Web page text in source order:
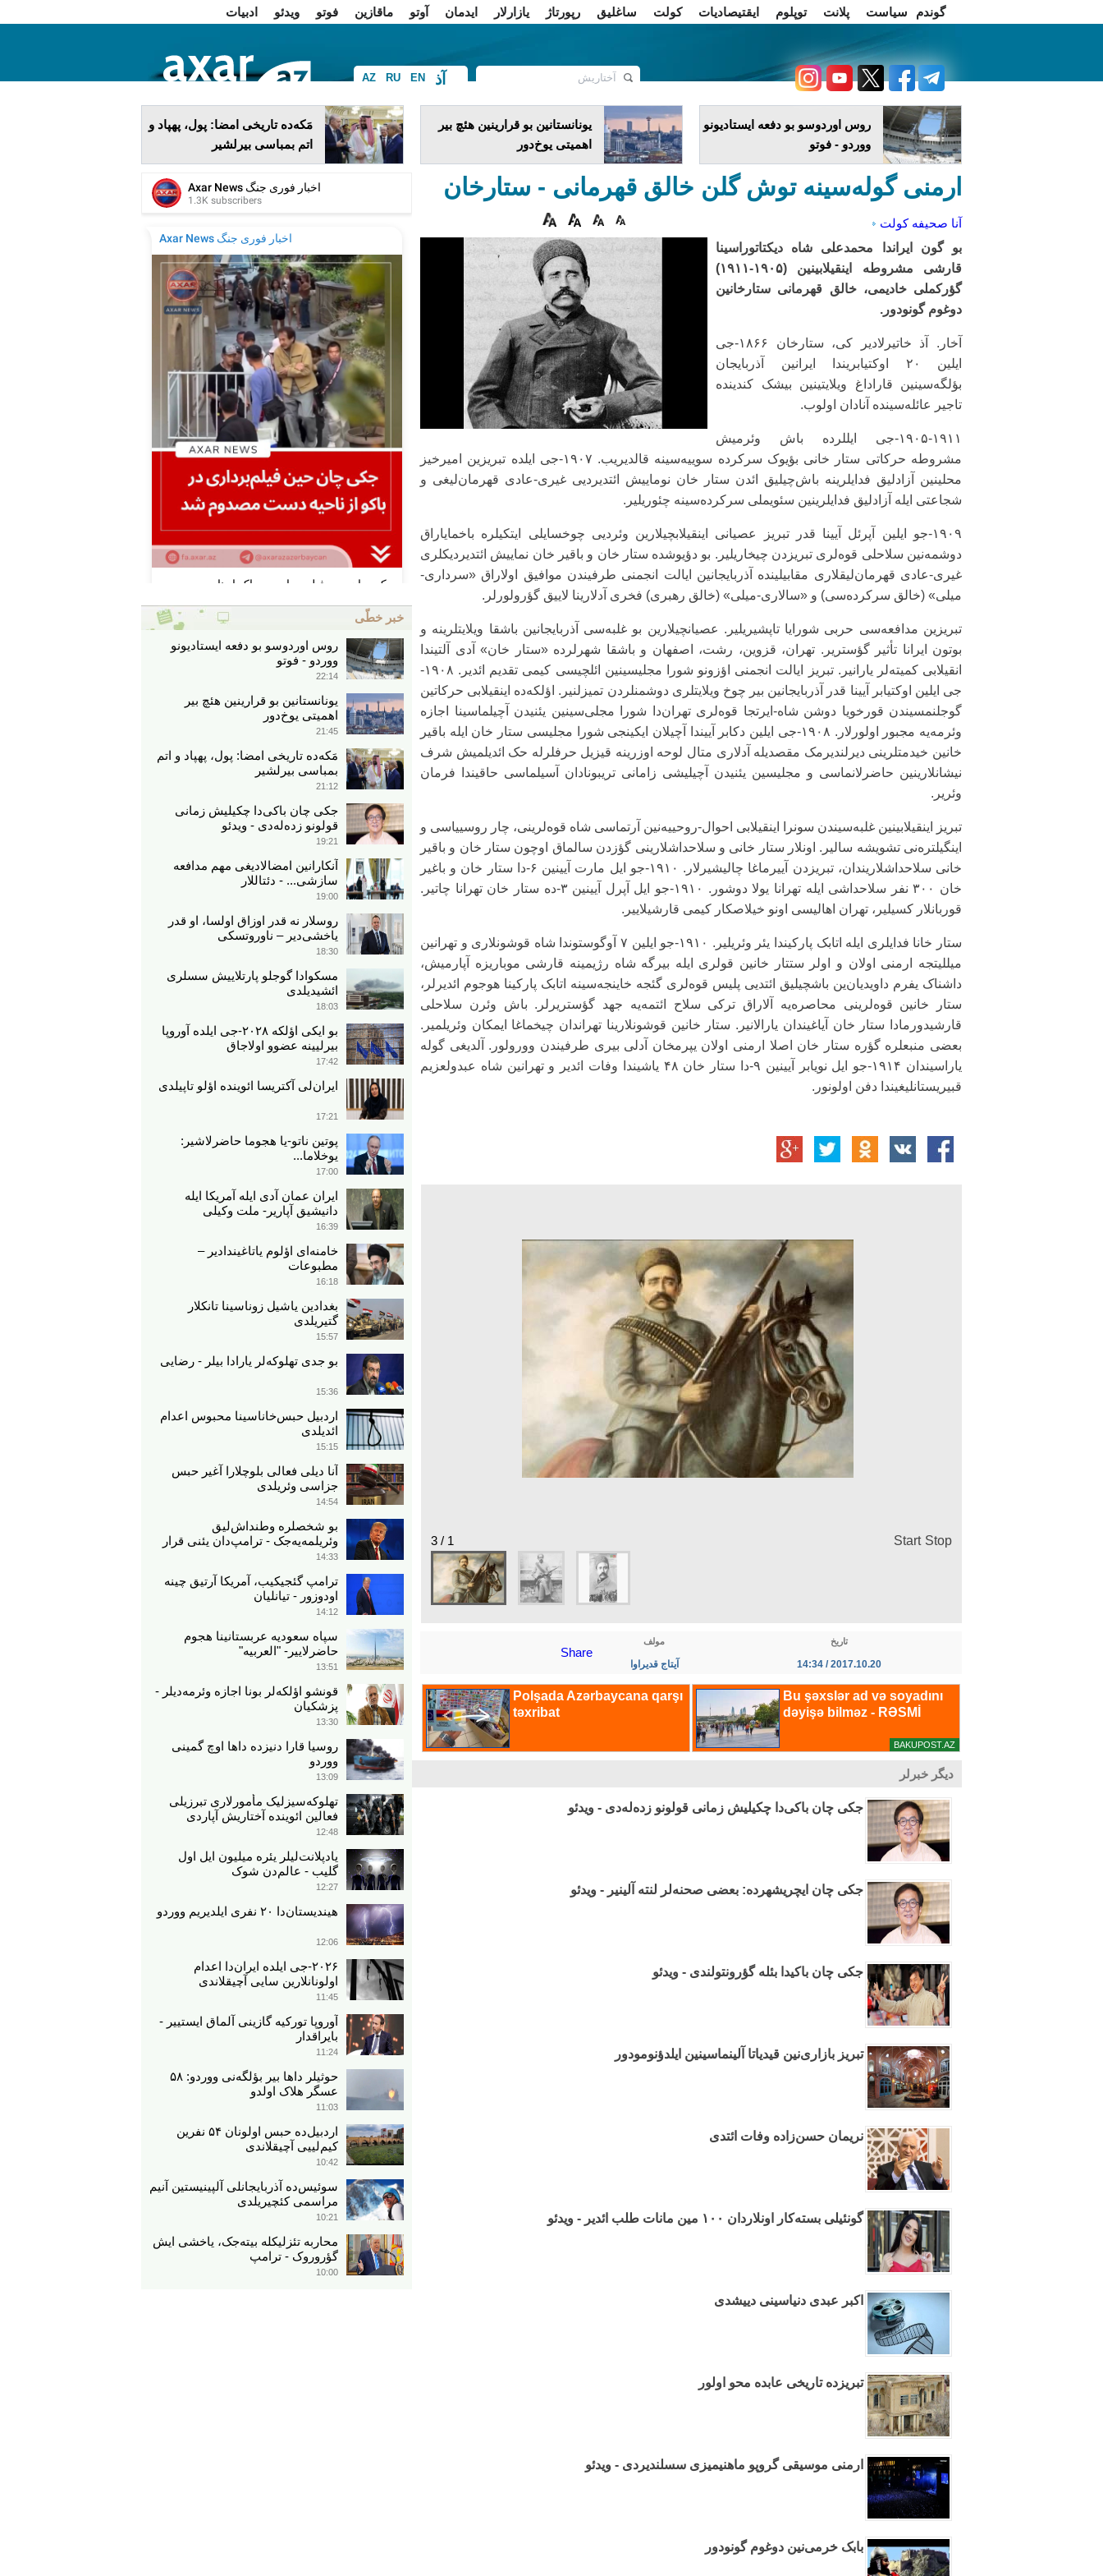
گوندم سیاست پلانت توپلوم ایقتیصادیات کولت ساغلیق رپورتاژ یازارلار ایدمان آوتو ماقازین فوتو ویدئو
ادبیات
AZ RU EN آذ
فا
روس اوردوسو بو دفعه ایستادیونو
ووردو - فوتو
یونانستانین بو قرارینین هئچ بیر
اهمیتی یوخ‌دور
مَکه‌ده تاریخی امضا: پول، پهپاد و
اتم بمباسی بیرلشیر
ارمنی گوله‌سینه توش گلن خالق قهرمانی - ستارخان
آنا صحیفه کولت
بو گون ایراندا محمدعلی شاه دیکتاتوراسینا
قارشی مشروطه اینقیلابینین (۱۹۰۵-۱۹۱۱)
گؤرکملی خادیمی، خالق قهرمانی ستارخانین
دوغوم گونودور.
آخار. آذ خاتیرلادیر کی، ستارخان ۱۸۶۶-جی
ایلین ۲۰ اوکتیابریندا ایرانین آذربایجان
بؤلگه‌سینین قاراداغ ویلایتینین بیشک کندینده
تاجیر عائله‌سینده آنادان اولوب.
۱۹۰۵-۱۹۱۱-جی ایللرده باش وئرمیش
مشروطه حرکاتی ستار خانی بؤیوک سرکرده سوییه‌سینه قالدیریب. ۱۹۰۷-جی ایلده تبریزین امیرخیز
محلینین آزادلیق فدایلرینه باش‌چیلیق ائد‌ن ستار خان نوماییش ائتدیردیی غیری-عادی قهرمان‌لیغی و
شجاعتی ایله آزادلیق فدایلرینین سئویملی سرکرده‌سینه چئوریلیر.
۱۹۰۹-جو ایلین آپرئل آیینا قدر تبریز عصیانی اینقیلابچیلارین وئردیی چوخسایلی ایتکیلره باخمایاراق
دوشمه‌نین سلاحلی قوه‌لری تبریزدن چیخاریلیر. بو دؤیوشده ستار خان و باقیر خان نماییش ائتدیردیکلری
غیری-عادی قهرمان‌لیقلاری مقابیلینده آذربایجانین ایالت انجمنی طرفیندن موافیق اولاراق «سرداری-
میلی» (خالق سرکرده‌سی) و «سالاری-میلی» (خالق رهبری) فخری آدلارینا لاییق گؤرولورلر.
تبریزین مدافعه‌سی حربی شورایا تاپشیریلیر. عصیانچیلارین بو غلبه‌سی آذربایجانین باشقا ویلایتلرینه و
بوتون ایرانا تأثیر گؤستریر. تهران، قزوین، رشت، اصفهان و باشقا شهرلرده «ستار خان» آدی آلتیندا
انقیلابی کمیته‌لر یارانیر. تبریز ایالت انجمنی اؤزونو شورا مجلیسینین ائلچیسی کیمی تقدیم ائدیر. ۱۹۰۸-
جی ایلین اوکتیابر آیینا قدر آذربایجانین بیر چوخ ویلایتلری دوشمنلردن تمیزلنیر. اؤلکه‌ده اینقیلابی حرکاتین
گوجلنمسیندن قورخویا دوشن شاه-ایرتجا قوه‌لری تهران‌دا شورا مجلی‌سینین یئنیدن آچیلماسینا اجازه
وئرمه‌یه مجبور اولورلار. ۱۹۰۸-جی ایلین دکابر آییندا آچیلان ایکینجی شورا مجلیسی ستار خان ایله باقیر
خانین خیدمتلرینی دیرلندیرمک مقصدیله آدلاری متال لوحه اوزرینه قیزیل حرفلرله حک ائدیلمیش شرف
نیشانلارینین حاضرلانماسی و مجلیسین یئنیدن آچیلیشی زامانی تریبونادان آسیلماسی حاقیندا فرمان
وئریر.
تبریز اینقیلابینین غلبه‌سیندن سونرا اینقیلابی احوال-روحییه‌نین آرتماسی شاه قوه‌لرینی، چار روسییاسی و
اینگیلتره‌نی تشویشه سالیر. اونلار ستار خانی و سلاحداشلارینی گؤزدن سالماق اوچون ستار خان و باقیر
خانی سلاحداشلاریندان، تبریزدن آییرماغا چالیشیرلار. ۱۹۱۰-جو ایل مارت آیینین ۶-دا ستار خان و باغیر
خان ۳۰۰ نفر سلاحداشی ایله تهرانا یولا دوشور. ۱۹۱۰-جو ایل آپرل آیینین ۳-ده ستار خان تهرانا چاتیر.
قوربانلار کسیلیر، تهران اهالیسی اونو خیلاصکار کیمی قارشیلاییر.
ستار خانا فدایلری ایله اتابک پارکیندا یئر وئریلیر. ۱۹۱۰-جو ایلین ۷ آوگوستوندا شاه قوشونلاری و تهرانین
میللیتجه ارمنی اولان و اولر ستتار خانین قولری ایله بیرگه شاه رژیمینه قارشی موباریزه آپارمیش،
داشناک یفرم داویدیان‌ین باشچیلیق ائتدیی پلیس قوه‌لری گئجه خاینجه‌سینه اتابک پارکینا هوجوم ائدیرلر،
ستار خانین قوه‌لرینی محاصره‌یه آلاراق ترکی سلاح ائتمه‌یه جهد گؤستریرلر. باش وئرن سلاحلی
قارشیدورمادا ستار خان آیاغیندان یارالانیر. ستار خانین قوشونلارینا تهراندان چیخماغا ایمکان وئریلمیر.
بعضی منبعلره گؤره ستار خان اصلا ارمنی اولان یپرمخان آدلی بیری طرفیندن وورولور. آلدیغی گوله
یاراسیندان ۱۹۱۴-جو ایل نویابر آیینین ۹-دا ستار خان ۴۸ یاشیندا وفات ائدیر و تهرانین شاه عبدولعزیم
قبیریستانلیغیندا دفن اولونور.
1 / 3 Start Stop
تاریخ
2017.10.20 / 14:34
مولف
آیتاج قدیراوا
Share
دیگر خبرلر
جکی چان باکی‌دا چکیلیش زمانی قولونو زده‌له‌دی - ویدئو
جکی چان ایچریشهرده: بعضی صحنه‌لر لنته آلینیر - ویدئو
جکی چان باکیدا بئله گؤرونتولندی - ویدئو
تبریز بازاری‌نین قیدیاتا آلینماسینین ایلدؤنومودور
نریمان حسن‌زاده وفات ائتدی
گونئیلی بسته‌کار اونلاردان ۱۰۰ مین مانات طلب ائدیر - ویدئو
اکبر عبدی دنیاسینی دییشدی
تبریزده تاریخی عابده محو اولور
ارمنی موسیقی گروپو ماهنیمیزی سسلندیردی - ویدئو
بابک خرمی‌نین دوغوم گونودور
خبر خطّی
روس اوردوسو بو دفعه ایستادیونو
ووردو - فوتو
22:14
یونانستانین بو قرارینین هئچ بیر
اهمیتی یوخ‌دور
21:45
مَکه‌ده تاریخی امضا: پول، پهپاد و اتم
بمباسی بیرلشیر
21:12
جکی چان باکی‌دا چکیلیش زمانی
قولونو زده‌له‌دی - ویدئو
19:21
آنکارانین امضالادیغی مهم مدافعه
سازشی... - دئتاللار
19:00
روسلار نه قدر اوزاق اولسا، او قدر
یاخشی‌دیر – ناوروتسکی
18:30
مسکوادا گوجلو پارتلاییش سسلری
ائشیدیلدی
18:03
بو ایکی اؤلکه ۲۰۲۸-جی ایلده آوروپا
بیرلیینه عضوو اولاجاق
17:42
ایران‌لی آکتریسا ائوینده اؤلو تاپیلدی
17:21
پوتین ناتو-یا هجوما حاضرلاشیر:
یوخلاما...
17:00
ایران عمان آدی ایله آمریکا ایله
دانیشیق آپاریر- ملت وکیلی
16:39
خامنه‌ای اؤلوم یاتاغیندادیر –
مطبوعات
16:18
بغدادین یاشیل زوناسینا تانکلار
گتیریلدی
15:57
بو جدی تهلوکه‌لر یارادا بیلر - رضایی
15:36
اردبیل حبس‌خاناسینا محبوس اعدام
ائدیلدی
15:15
آنا دیلی فعالی بلوچلارا آغیر حبس
جزاسی وئریلدی
14:54
بو شخصلره وطنداش‌لیق
وئریلمه‌یه‌جک - ترامپ‌دان یئنی قرار
14:33
ترامپ گئجیکیب، آمریکا آرتیق چینه
اودوزور - تیانلیان
14:12
سپاه سعودیه عربستانینا هجوم
حاضرلاییر- "العربیه"
13:51
قونشو اؤلکه‌لر بونا اجازه وئرمه‌دیلر -
پزشکیان
13:30
روسیا قارا دنیزده داها اوچ گمینی
ووردو
13:09
تهلوکه‌سیزلیک مأمورلاری تبرزیلی
فعالین ائوینده آختاریش آپاردی
12:48
یادپلانت‌لیلر یئره میلیون ایل اول
گلیب - عالم‌دن شوک
12:27
هیندیستان‌دا ۲۰ نفری ایلدیریم ووردو
12:06
۲۰۲۶-جی ایلده ایران‌دا اعدام
اولونانلارین سایی آچیقلاندی
11:45
آوروپا تورکیه گازینی آلماق ایستییر -
بایراقدار
11:24
حوثیلر داها بیر بؤلگه‌نی ووردو: ۵۸
عسگر هلاک اولدو
11:03
اردبیل‌ده حبس اولونان ۵۴ نفرین
کیم‌لییی آچیقلاندی
10:42
سوئیس‌ده آذربایجانلی آلپینیستین آنیم
مراسمی کئچیریلدی
10:21
محاربه تئزلیکله بیته‌جک، یاخشی ایش
گؤروروک - ترامپ
10:00